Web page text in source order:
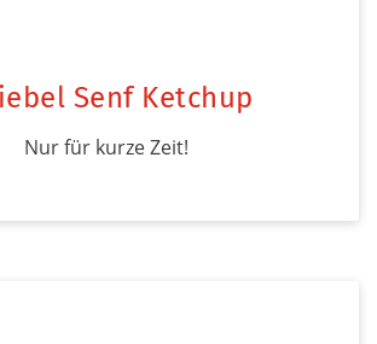
Senf Ketchup
Nur für kurze Zeit!